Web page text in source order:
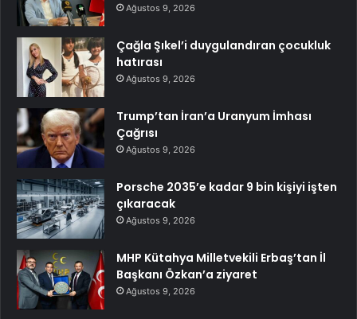
Ağustos 9, 2026
Çağla Şıkel’i duygulandıran çocukluk
hatırası
Ağustos 9, 2026
Trump’tan İran’a Uranyum İmhası
Çağrısı
Ağustos 9, 2026
Porsche 2035’e kadar 9 bin kişiyi işten
çıkaracak
Ağustos 9, 2026
MHP Kütahya Milletvekili Erbaş’tan İl
Başkanı Özkan’a ziyaret
Ağustos 9, 2026